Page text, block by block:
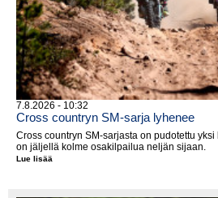
7.8.2026 - 10:32
Cross countryn SM-sarja lyhenee
Cross countryn SM-sarjasta on pudotettu
on jäljellä kolme osakilpailua neljän sijaan.
Lue lisää